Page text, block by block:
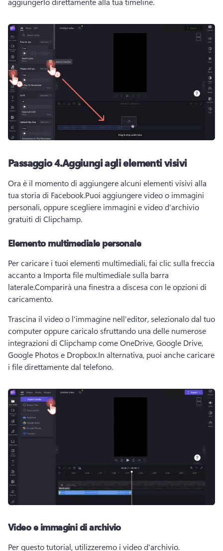
Passaggio 4.Aggiungi agli elementi visivi
Ora è il momento di aggiungere alcuni elementi visivi alla
tua storia di Facebook.Puoi aggiungere video o immagini
personali, oppure scegliere immagini e video d'archivio
gratuiti di Clipchamp.
Elemento multimediale personale
Per caricare i tuoi elementi multimediali, fai clic sulla freccia
accanto a Importa file multimediale sulla barra
laterale.Comparirà una finestra a discesa con le opzioni di
caricamento.
Trascina il video o l'immagine nell'editor, selezionalo dal tuo
computer oppure caricalo sfruttando una delle numerose
integrazioni di Clipchamp come OneDrive, Google Drive,
Google Photos e Dropbox.In alternativa, puoi anche caricare
i file direttamente dal telefono.
Video e immagini di archivio
Per questo tutorial, utilizzeremo i video d'archivio.